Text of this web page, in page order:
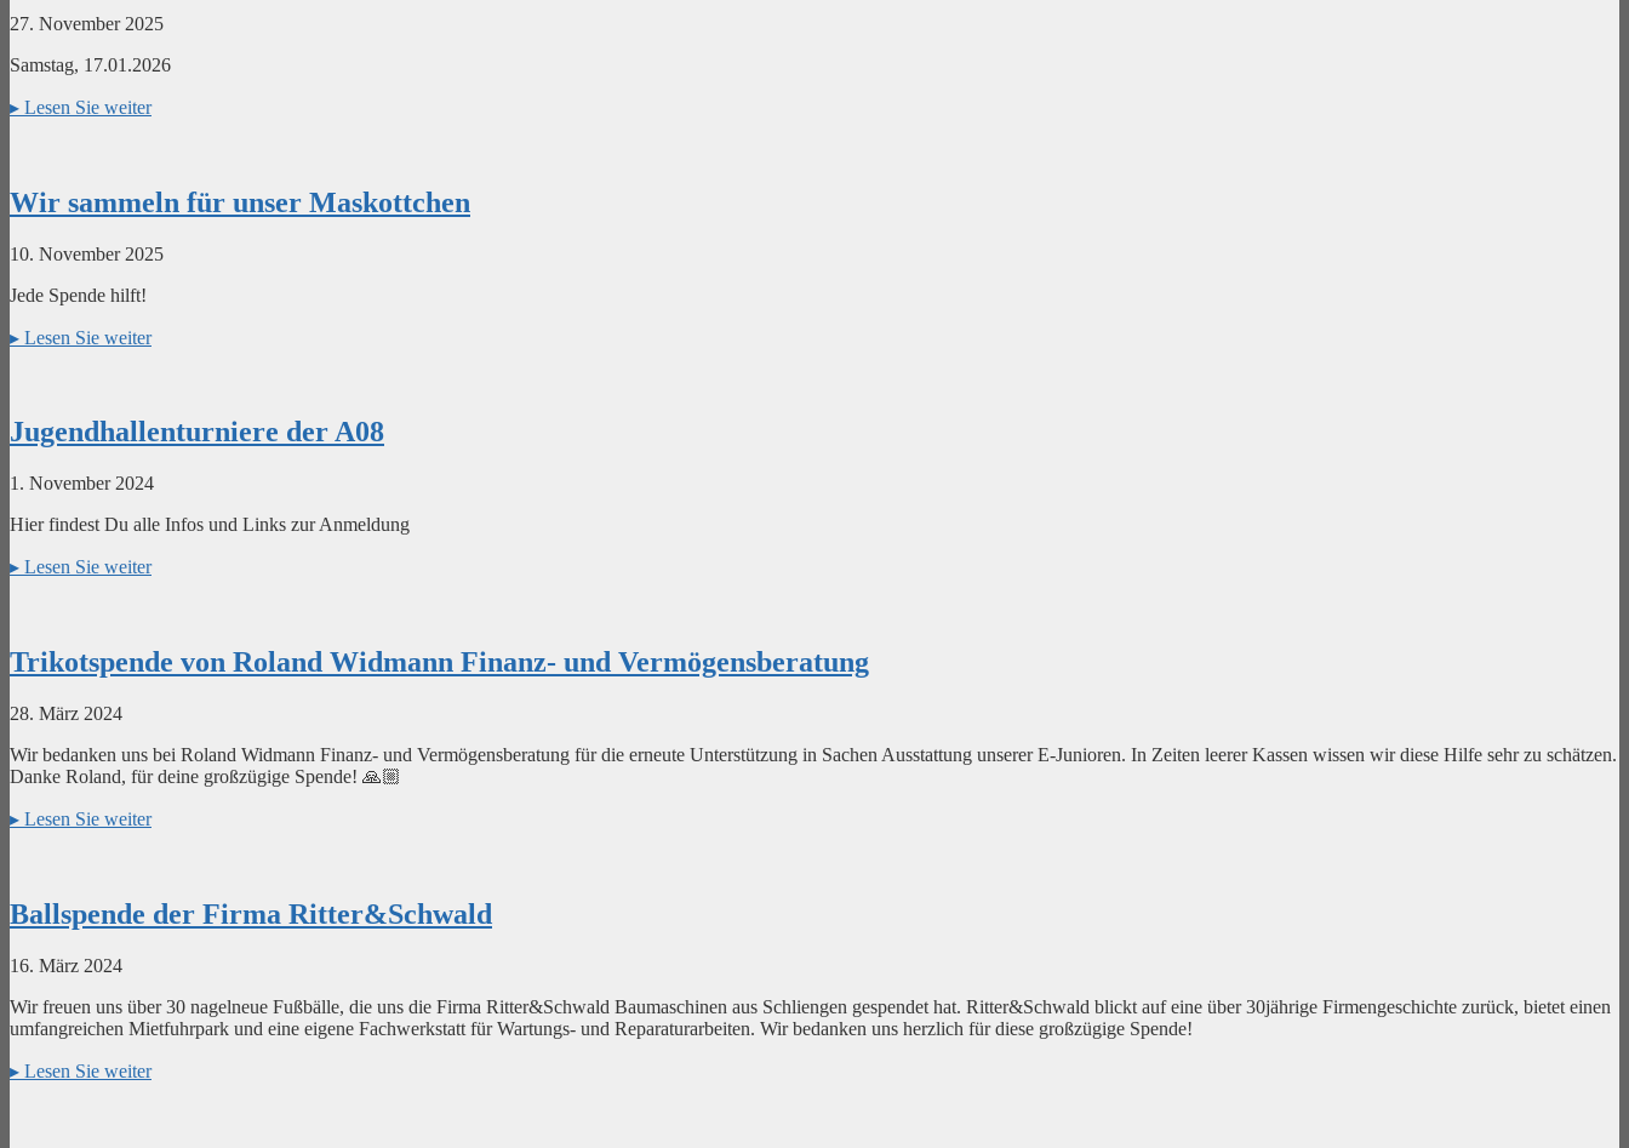
27. November 2025
Samstag, 17.01.2026
▸ Lesen Sie weiter
Wir sammeln für unser Maskottchen
10. November 2025
Jede Spende hilft!
▸ Lesen Sie weiter
Jugendhallenturniere der A08
1. November 2024
Hier findest Du alle Infos und Links zur Anmeldung
▸ Lesen Sie weiter
Trikotspende von Roland Widmann Finanz- und Vermögensberatung
28. März 2024
Wir bedanken uns bei Roland Widmann Finanz- und Vermögensberatung für die erneute Unterstützung in Sachen Ausstattung unserer E-Junioren. In Zeiten leerer Kassen wissen wir diese Hilfe sehr zu schätzen.
Danke Roland, für deine großzügige Spende! 🙏🏼
▸ Lesen Sie weiter
Ballspende der Firma Ritter&Schwald
16. März 2024
Wir freuen uns über 30 nagelneue Fußbälle, die uns die Firma Ritter&Schwald Baumaschinen aus Schliengen gespendet hat. Ritter&Schwald blickt auf eine über 30jährige Firmengeschichte zurück, bietet einen
umfangreichen Mietfuhrpark und eine eigene Fachwerkstatt für Wartungs- und Reparaturarbeiten. Wir bedanken uns herzlich für diese großzügige Spende!
▸ Lesen Sie weiter